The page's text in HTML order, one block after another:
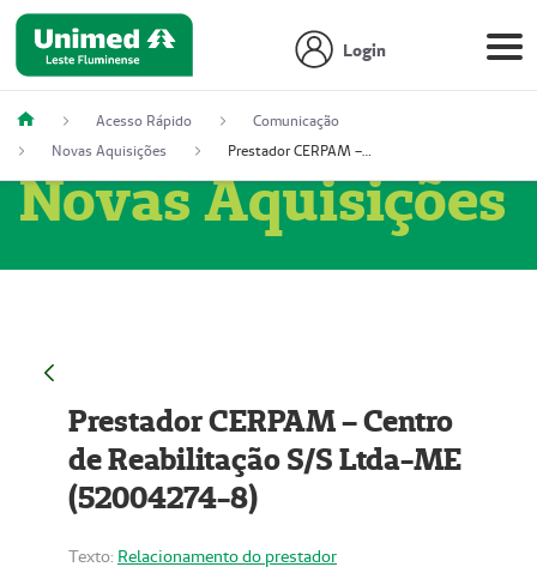
Login
Acesso Rápido
Comunicação
Novas Aquisições
Prestador CERPAM – Centro de Reabilitação S/S Ltda-ME (52004274-8)
Novas Aquisições
Prestador CERPAM – Centro
de Reabilitação S/S Ltda-ME
(52004274-8)
Texto: Relacionamento do prestador